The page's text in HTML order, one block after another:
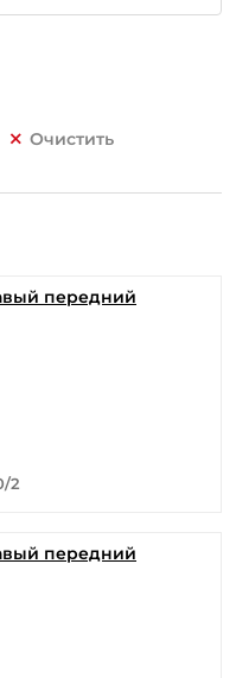
Очистить
передний
2
передний